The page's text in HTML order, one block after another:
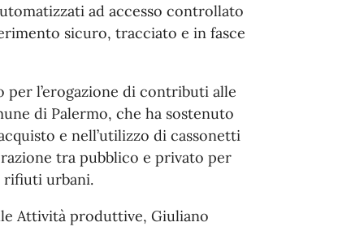
ad accesso controllato
sicuro, tracciato e in fasce
l’erogazione di contributi alle
di Palermo, che ha sostenuto
e nell’utilizzo di cassonetti
tra pubblico e privato per
rifiuti urbani.
Attività produttive, Giuliano